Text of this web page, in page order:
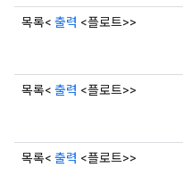
목록< 출력 <플로트>>
목록< 출력 <플로트>>
목록< 출력 <플로트>>